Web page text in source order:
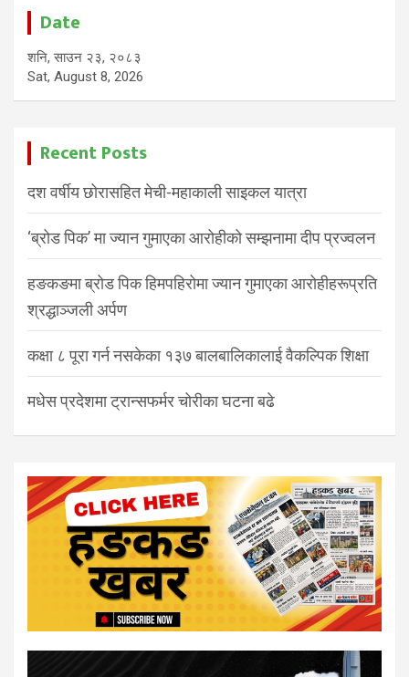
Date
शनि, साउन २३, २०८३
Sat, August 8, 2026
Recent Posts
दश वर्षीय छोरासहित मेची-महाकाली साइकल यात्रा
‘ब्रोड पिक’ मा ज्यान गुमाएका आरोहीको सम्झनामा दीप प्रज्वलन
हङकङमा ब्रोड पिक हिमपहिरोमा ज्यान गुमाएका आरोहीहरूप्रति
श्रद्धाञ्जली अर्पण
कक्षा ८ पूरा गर्न नसकेका १३७ बालबालिकालाई वैकल्पिक शिक्षा
मधेस प्रदेशमा ट्रान्सफर्मर चोरीका घटना बढे